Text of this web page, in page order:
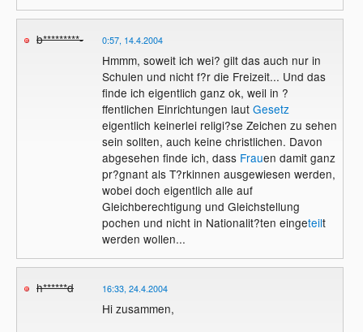
b*********- 0:57, 14.4.2004
Hmmm, soweit ich wei? gilt das auch nur in
Schulen und nicht f?r die Freizeit... Und das
finde ich eigentlich ganz ok, weil in ?
ffentlichen Einrichtungen laut Gesetz
eigentlich keinerlei religi?se Zeichen zu sehen
sein sollten, auch keine christlichen. Davon
abgesehen finde ich, dass Frauen damit ganz
pr?gnant als T?rkinnen ausgewiesen werden,
wobei doch eigentlich alle auf
Gleichberechtigung und Gleichstellung
pochen und nicht in Nationalit?ten eingeteilt
werden wollen...
h******d 16:33, 24.4.2004
Hi zusammen,